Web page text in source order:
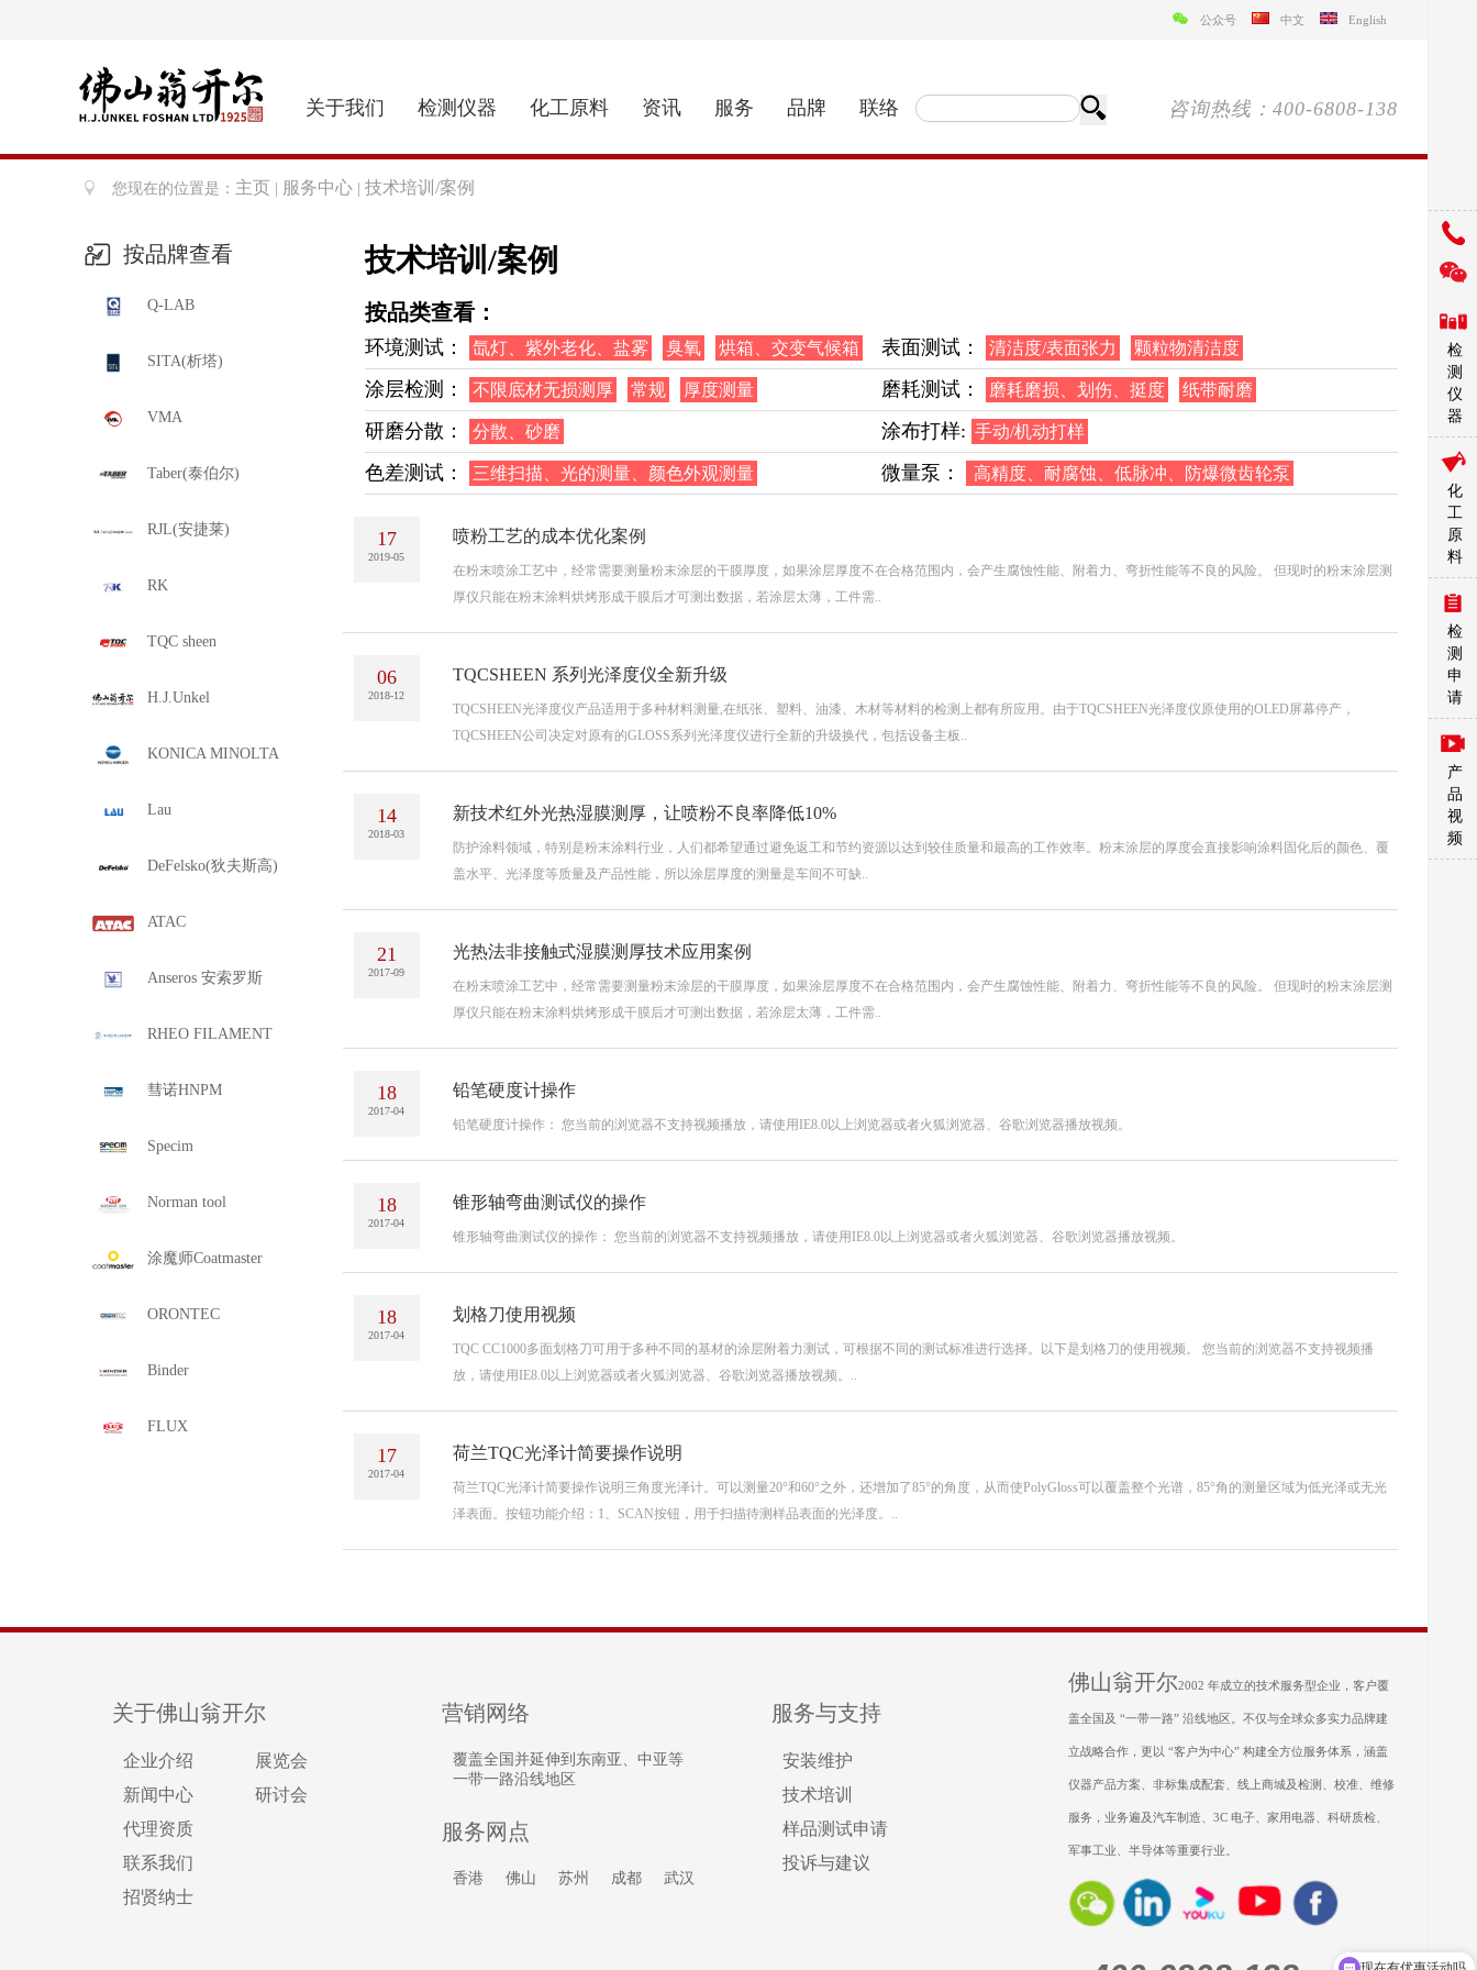
公众号 中文 English
关于我们 检测仪器 化工原料 资讯 服务 品牌 联络 咨询热线：400-6808-138
您现在的位置是： 主页 服务中心 技术培训/案例
按品牌查看
Q-LAB
SITA(析塔)
VMA
Taber(泰伯尔)
RJL(安捷莱)
RK
TQC sheen
H.J.Unkel
KONICA MINOLTA
Lau
DeFelsko(狄夫斯高)
ATAC
Anseros 安索罗斯
RHEO FILAMENT
彗诺HNPM
Specim
Norman tool
涂魔师Coatmaster
ORONTEC
Binder
FLUX
技术培训/案例
按品类查看：
环境测试： 氙灯、紫外老化、盐雾 臭氧 烘箱、交变气候箱 表面测试： 清洁度/表面张力 颗粒物清洁度
涂层检测： 不限底材无损测厚 常规 厚度测量 磨耗测试： 磨耗磨损、划伤、挺度 纸带耐磨
研磨分散： 分散、砂磨 涂布打样: 手动/机动打样
色差测试： 三维扫描、光的测量、颜色外观测量 微量泵： 高精度、耐腐蚀、低脉冲、防爆微齿轮泵
17
2019-05
喷粉工艺的成本优化案例
在粉末喷涂工艺中，经常需要测量粉末涂层的干膜厚度，如果涂层厚度不在合格范围内，会产生腐蚀性能、附着力、弯折性能等不良的风险。 但现时的粉末涂层测
厚仪只能在粉末涂料烘烤形成干膜后才可测出数据，若涂层太薄，工件需..
06
2018-12
TQCSHEEN 系列光泽度仪全新升级
TQCSHEEN光泽度仪产品适用于多种材料测量,在纸张、塑料、油漆、木材等材料的检测上都有所应用。由于TQCSHEEN光泽度仪原使用的OLED屏幕停产，
TQCSHEEN公司决定对原有的GLOSS系列光泽度仪进行全新的升级换代，包括设备主板..
14
2018-03
新技术红外光热湿膜测厚，让喷粉不良率降低10%
防护涂料领域，特别是粉末涂料行业，人们都希望通过避免返工和节约资源以达到较佳质量和最高的工作效率。粉末涂层的厚度会直接影响涂料固化后的颜色、覆
盖水平、光泽度等质量及产品性能，所以涂层厚度的测量是车间不可缺..
21
2017-09
光热法非接触式湿膜测厚技术应用案例
在粉末喷涂工艺中，经常需要测量粉末涂层的干膜厚度，如果涂层厚度不在合格范围内，会产生腐蚀性能、附着力、弯折性能等不良的风险。 但现时的粉末涂层测
厚仪只能在粉末涂料烘烤形成干膜后才可测出数据，若涂层太薄，工件需..
18
2017-04
铅笔硬度计操作
铅笔硬度计操作： 您当前的浏览器不支持视频播放，请使用IE8.0以上浏览器或者火狐浏览器、谷歌浏览器播放视频。
18
2017-04
锥形轴弯曲测试仪的操作
锥形轴弯曲测试仪的操作： 您当前的浏览器不支持视频播放，请使用IE8.0以上浏览器或者火狐浏览器、谷歌浏览器播放视频。
18
2017-04
划格刀使用视频
TQC CC1000多面划格刀可用于多种不同的基材的涂层附着力测试，可根据不同的测试标准进行选择。以下是划格刀的使用视频。 您当前的浏览器不支持视频播
放，请使用IE8.0以上浏览器或者火狐浏览器、谷歌浏览器播放视频。..
17
2017-04
荷兰TQC光泽计简要操作说明
荷兰TQC光泽计简要操作说明三角度光泽计。可以测量20°和60°之外，还增加了85°的角度，从而使PolyGloss可以覆盖整个光谱，85°角的测量区域为低光泽或无光
泽表面。按钮功能介绍：1、SCAN按钮，用于扫描待测样品表面的光泽度。..
关于佛山翁开尔
企业介绍
新闻中心
代理资质
联系我们
招贤纳士
展览会
研讨会
营销网络
覆盖全国并延伸到东南亚、中亚等
一带一路沿线地区
服务网点
香港 佛山 苏州 成都 武汉
服务与支持
安装维护
技术培训
样品测试申请
投诉与建议
佛山翁开尔2002 年成立的技术服务型企业，客户覆
盖全国及 “一带一路” 沿线地区。不仅与全球众多实力品牌建
立战略合作，更以 “客户为中心” 构建全方位服务体系，涵盖
仪器产品方案、非标集成配套、线上商城及检测、校准、维修
服务，业务遍及汽车制造、3C 电子、家用电器、科研质检、
军事工业、半导体等重要行业。
检
测
仪
器
化
工
原
料
检
测
申
请
产
品
视
频